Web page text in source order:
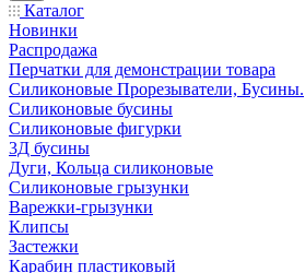
Каталог
Новинки
Распродажа
Перчатки для демонстрации товара
Силиконовые Прорезыватели, Бусины.
Силиконовые бусины
Силиконовые фигурки
3Д бусины
Дуги, Кольца силиконовые
Силиконовые грызунки
Варежки-грызунки
Клипсы
Застежки
Карабин пластиковый